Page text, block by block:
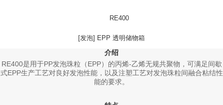
RE400
[发泡] EPP 透明储物箱
介绍
RE400是用于PP发泡珠粒（EPP）的丙烯-乙烯无规共聚物，可满足间歇
式EPP生产工艺对良好发泡性能，以及注塑工艺对发泡珠粒间融合粘结性
能的要求。